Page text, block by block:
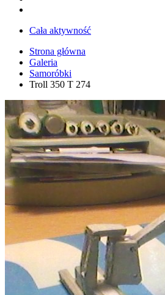
Cała aktywność
Strona główna
Galeria
Samoróbki
Troll 350 T 274